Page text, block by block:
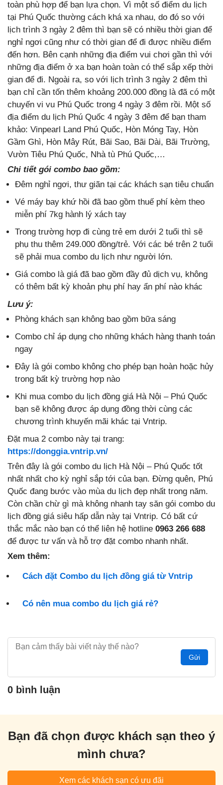
toàn phù hợp để bạn lựa chọn. Vì một số điểm du lịch
tại Phú Quốc thường cách khá xa nhau, do đó so với
lịch trình 3 ngày 2 đêm thì bạn sẽ có nhiều thời gian để
nghỉ ngơi cũng như có thời gian để đi được nhiều điểm
đến hơn. Bên cạnh những địa điểm vui chơi gần thì với
những địa điểm ở xa bạn hoàn toàn có thể sắp xếp thời
gian để đi. Ngoài ra, so với lịch trình 3 ngày 2 đêm thì
bạn chỉ cần tốn thêm khoảng 200.000 đồng là đã có một
chuyến vi vu Phú Quốc trong 4 ngày 3 đêm rồi. Một số
địa điểm du lịch Phú Quốc 4 ngày 3 đêm để bạn tham
khảo: Vinpearl Land Phú Quốc, Hòn Móng Tay, Hòn
Gầm Ghì, Hòn Mây Rút, Bãi Sao, Bãi Dài, Bãi Trường,
Vườn Tiêu Phú Quốc, Nhà tù Phú Quốc,…
Chi tiết gói combo bao gồm:
Đêm nghỉ ngơi, thư giãn tại các khách sạn tiêu chuẩn
Vé máy bay khứ hồi đã bao gồm thuế phí kèm theo
miễn phí 7kg hành lý xách tay
Trong trường hợp đi cùng trẻ em dưới 2 tuổi thì sẽ
phụ thu thêm 249.000 đồng/trẻ. Với các bé trên 2 tuổi
sẽ phải mua combo du lịch như người lớn.
Giá combo là giá đã bao gồm đầy đủ dịch vụ, không
có thêm bất kỳ khoản phụ phí hay ẩn phí nào khác
Lưu ý:
Phòng khách sạn không bao gồm bữa sáng
Combo chỉ áp dụng cho những khách hàng thanh toán
ngay
Đây là gói combo không cho phép bạn hoàn hoặc hủy
trong bất kỳ trường hợp nào
Khi mua combo du lịch đồng giá Hà Nội – Phú Quốc
bạn sẽ không được áp dụng đồng thời cùng các
chương trình khuyến mãi khác tại Vntrip.
Đặt mua 2 combo này tại trang:
https://donggia.vntrip.vn/
Trên đây là gói combo du lịch Hà Nội – Phú Quốc tốt
nhất nhất cho kỳ nghỉ sắp tới của bạn. Đừng quên, Phú
Quốc đang bước vào mùa du lịch đẹp nhất trong năm.
Còn chần chừ gì mà không nhanh tay săn gói combo du
lịch đồng giá siêu hấp dẫn này tại Vntrip. Có bất cứ
thắc mắc nào bạn có thể liên hệ hotline 0963 266 688
để được tư vấn và hỗ trợ đặt combo nhanh nhất.
Xem thêm:
Cách đặt Combo du lịch đồng giá từ Vntrip
Có nên mua combo du lịch giá rẻ?
Gửi
0 bình luận
Bạn đã chọn được khách sạn theo ý
mình chưa?
Xem các khách sạn có ưu đãi